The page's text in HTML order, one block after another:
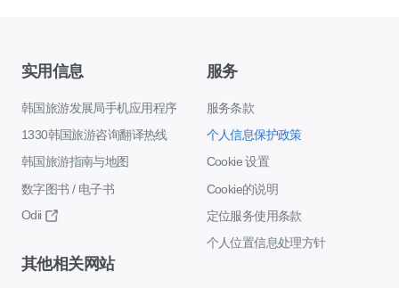
实用信息
韩国旅游发展局手机应用程序
1330韩国旅游咨询翻译热线
韩国旅游指南与地图
数字图书 / 电子书
Odii
服务
服务条款
个人信息保护政策
Cookie 设置
Cookie的说明
定位服务使用条款
个人位置信息处理方针
其他相关网站